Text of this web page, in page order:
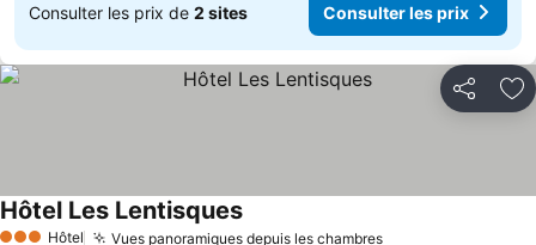
Consulter les prix de 2 sites Consulter les prix
Partager
Hôtel Vues panoramiques depuis les chambres
Hôtel Les LentisquesConsulter les prix